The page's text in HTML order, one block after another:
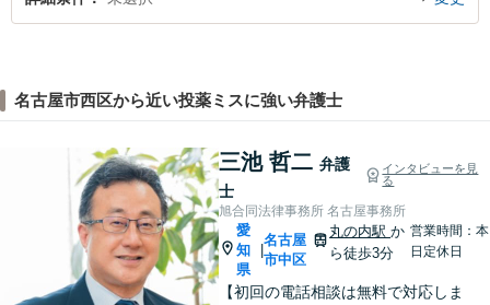
名古屋市西区から近い投薬ミスに強い弁護士
三池 哲二 弁護
士
インタビューを見
る
旭合同法律事務所 名古屋事務所
愛
知
県
|
名古屋
市中区
丸の内駅か
ら徒歩3分
営業時間：本
日定休日
【初回の電話相談は無料で対応しま